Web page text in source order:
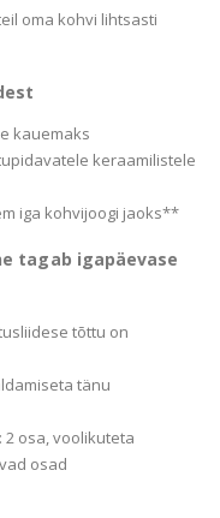
oma kohvi lihtsasti
kauemaks
keraamilistele
iga kohvijoogi jaoks**
tagab igapäevase
tõttu on
tänu
osa, voolikuteta
osad